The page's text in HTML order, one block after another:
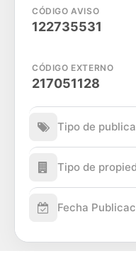
CÓDIGO AVISO
122735531
CÓDIGO EXTERNO
217051128
Tipo de
Tipo de
Fecha